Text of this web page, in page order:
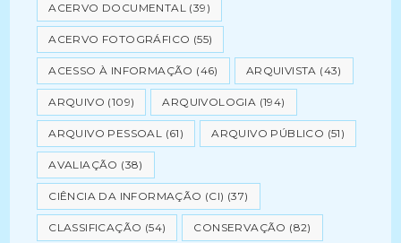
ACERVO DOCUMENTAL (39)
ACERVO FOTOGRÁFICO (55)
ACESSO À INFORMAÇÃO (46) ARQUIVISTA (43)
ARQUIVO (109) ARQUIVOLOGIA (194)
ARQUIVO PESSOAL (61) ARQUIVO PÚBLICO (51)
AVALIAÇÃO (38)
CIÊNCIA DA INFORMAÇÃO (CI) (37)
CLASSIFICAÇÃO (54) CONSERVAÇÃO (82)